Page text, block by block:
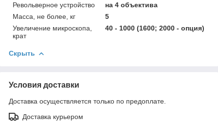
Револьверное устройство
на 4 объектива
Масса, не более, кг
5
Увеличение микроскопа,
крат
40 - 1000 (1600; 2000 - опция)
Скрыть
Условия доставки
Доставка осуществляется только по предоплате.
Доставка курьером